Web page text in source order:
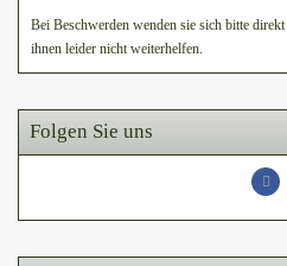
Bei Beschwerden wenden sie sich bitte
ihnen leider nicht weiterhelfen.
Folgen Sie uns